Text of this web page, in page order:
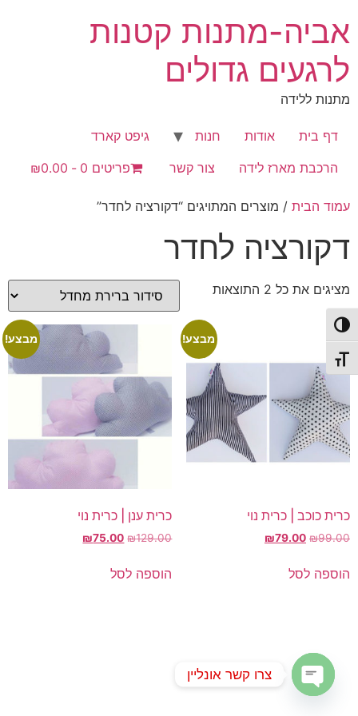
הפעל/כבה ניגודיות גבוהה
מתג גודל גופן
לתוכן
אביה-מתנות קטנות
לרגעים גדולים
מתנות ללידה
דף בית אודות חנות
גיפט קארד
הרכבת מארז לידה
צור קשר פריטים 0 ₪0.00
עמוד הבית / מוצרים המתויגים “דקורציה לחדר”
דקורציה לחדר
מציגים את כל ⁦2⁩ התוצאות
מבצע!
כרית כוכב | כרית נוי
₪99.00
המחיר
היה:
₪79.00
הוספה לסל
מבצע!
כרית ענן | כרית נוי
₪129.00
המחיר
היה:
₪75.00
המחיר
הוספה לסל
צרו קשר אונליין